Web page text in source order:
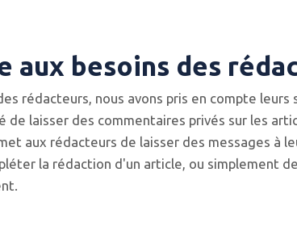
aux besoins des
rédacteurs, nous avons pris en compte leurs
de laisser des commentaires privés sur les
aux rédacteurs de laisser des messages à
la rédaction d'un article, ou simplement